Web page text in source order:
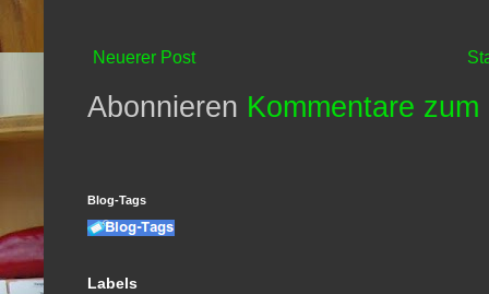
Neuerer Post
Abonnieren Kommentare
Blog-Tags
Labels